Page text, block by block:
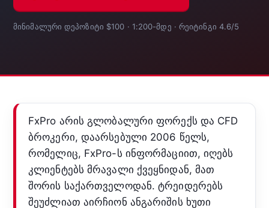
მინიმალური დეპოზიტი $100 · 1:200-მდე · რეიტინგი 4.6/5
FxPro არის გლობალური ფორექს და CFD
ბროკერი, დაარსებული 2006 წელს,
რომელიც, FxPro-ს ინფორმაციით, იღებს
კლიენტებს მრავალი ქვეყნიდან, მათ
შორის საქართველოდან. ტრეიდერებს
შეუძლიათ აირჩიონ ანგარიშის ხუთი